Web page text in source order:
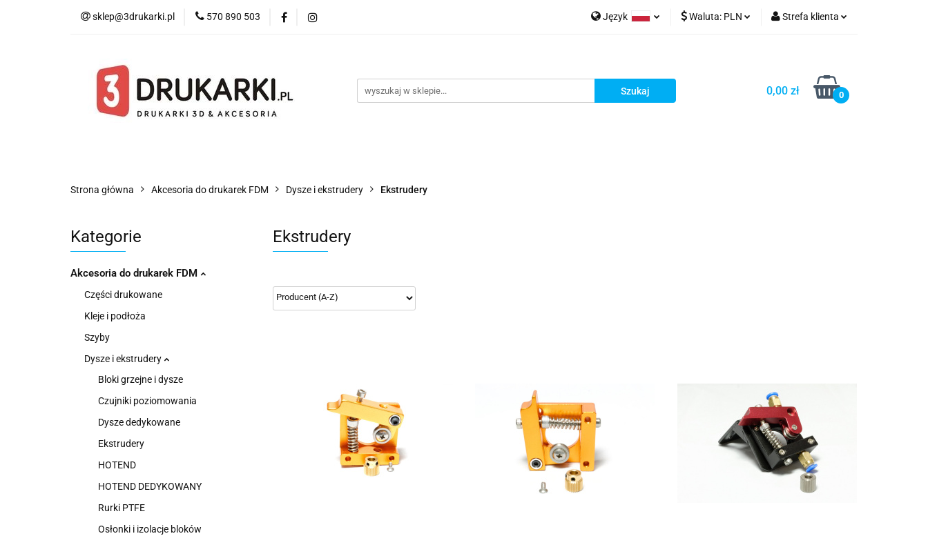
sklep@3drukarki.pl 570 890 503 Język
German
Waluta: PLN Strefa klienta
Zarejestruj się
Dodaj zgłoszenie
0,00 zł 0
Blog Bestsellery Zamów wydruk
Strona główna Akcesoria do drukarek FDM Dysze i ekstrudery Ekstrudery
Kategorie
Akcesoria do drukarek FDM
Części drukowane
Kleje i podłoża
Szyby
Dysze i ekstrudery
Bloki grzejne i dysze
Czujniki poziomowania
Dysze dedykowane
Ekstrudery
HOTEND
HOTEND DEDYKOWANY
Rurki PTFE
Osłonki i izolacje bloków
Ekstrudery